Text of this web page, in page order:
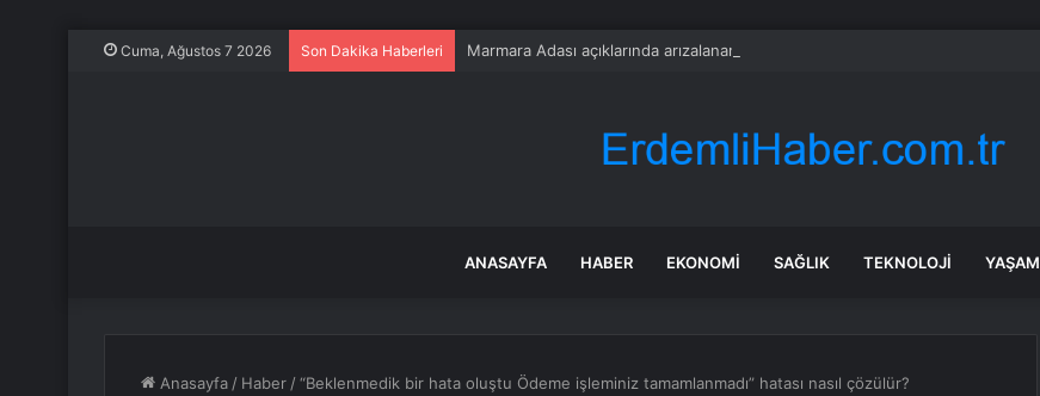
Cuma, Ağustos 7 2026 Son Dakika Haberleri Marmara Adası açıklarında arızalanan tekne kurtarıldı
ANASAYFA HABER EKONOMI SAĞLIK TEKNOLOJI YAŞAM
Anasayfa / Haber /“Beklenmedik bir hata oluştu Ödeme işleminiz tamamlanmadı” hatası nasıl çözülür?